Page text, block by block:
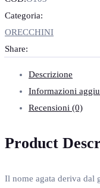
Categoria:
ORECCHINI
Share:
Descrizione
Informazioni
Recensioni (0)
Product
Il nome agata deriva dal